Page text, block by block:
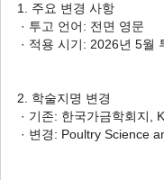
김보경1 ,손시환
Association
Production
Native
1. 주요 변경 사항
· 투고 언어: 전면 영문
· 적용 시기: 2026년 5월
2. 학술지명 변경
· 기존: 한국가금학회지,
· 변경: Poultry Science